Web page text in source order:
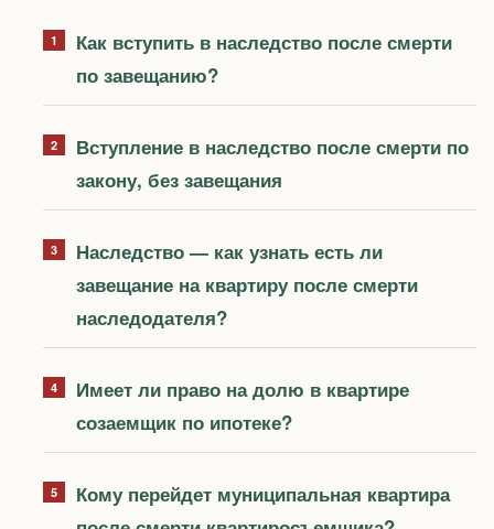
Как вступить в наследство после смерти
по завещанию?
Вступление в наследство после смерти по
закону, без завещания
Наследство — как узнать есть ли
завещание на квартиру после смерти
наследодателя?
Имеет ли право на долю в квартире
созаемщик по ипотеке?
Кому перейдет муниципальная квартира